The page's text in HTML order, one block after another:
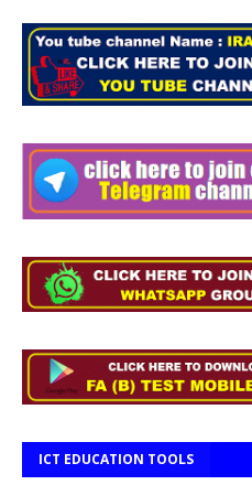
ICT EDUCATION TOOLS